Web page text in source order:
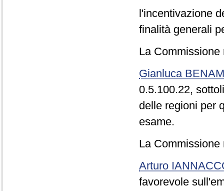
l'incentivazione
finalità generali
La
Gianluca
0.5.100.22,
delle regioni per
esame.
La
Arturo
favorevole